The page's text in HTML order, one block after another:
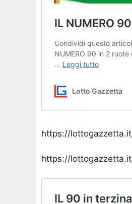
https://
https://